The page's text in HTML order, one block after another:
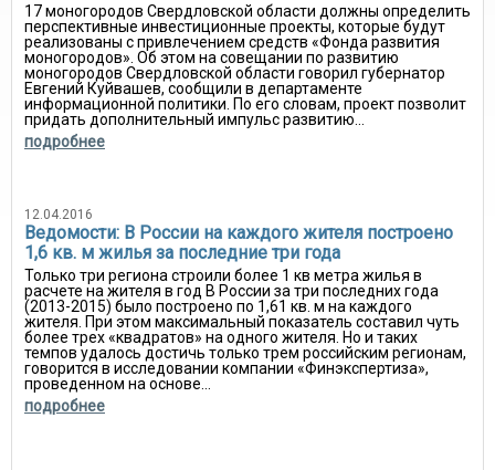
17 моногородов Свердловской области должны определить
перспективные инвестиционные проекты, которые будут
реализованы с привлечением средств «Фонда развития
моногородов». Об этом на совещании по развитию
моногородов Свердловской области говорил губернатор
Евгений Куйвашев, сообщили в департаменте
информационной политики. По его словам, проект позволит
придать дополнительный импульс развитию...
подробнее
12.04.2016
Ведомости: В России на каждого жителя построено
1,6 кв. м жилья за последние три года
Только три региона строили более 1 кв метра жилья в
расчете на жителя в год В России за три последних года
(2013-2015) было построено по 1,61 кв. м на каждого
жителя. При этом максимальный показатель составил чуть
более трех «квадратов» на одного жителя. Но и таких
темпов удалось достичь только трем российским регионам,
говорится в исследовании компании «Финэкспертиза»,
проведенном на основе...
подробнее